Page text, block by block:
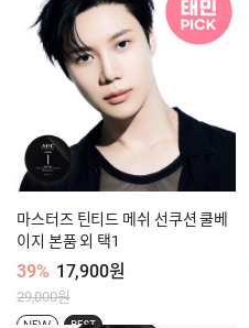
마스터즈 틴티드 메쉬 선쿠션 쿨베
이지 본품 외 택1
39% 17,900원
29,000원
NEW BEST